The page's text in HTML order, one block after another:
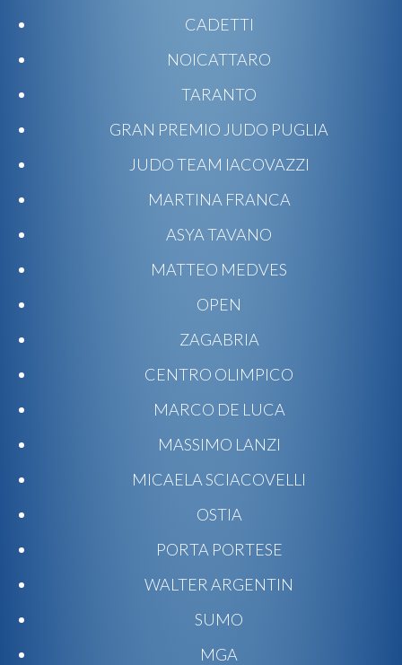
CADETTI
NOICATTARO
TARANTO
GRAN PREMIO JUDO PUGLIA
JUDO TEAM IACOVAZZI
MARTINA FRANCA
ASYA TAVANO
MATTEO MEDVES
OPEN
ZAGABRIA
CENTRO OLIMPICO
MARCO DE LUCA
MASSIMO LANZI
MICAELA SCIACOVELLI
OSTIA
PORTA PORTESE
WALTER ARGENTIN
SUMO
MGA